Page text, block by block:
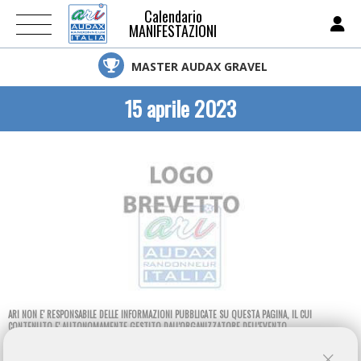
Calendario
MANIFESTAZIONI
MASTER AUDAX GRAVEL
15 aprile 2023
ARI NON E' RESPONSABILE DELLE INFORMAZIONI PUBBLICATE SU QUESTA PAGINA, IL CUI
CONTENUTO E' AUTONOMAMENTE GESTITO DALL'ORGANIZZATORE DELL'EVENTO.